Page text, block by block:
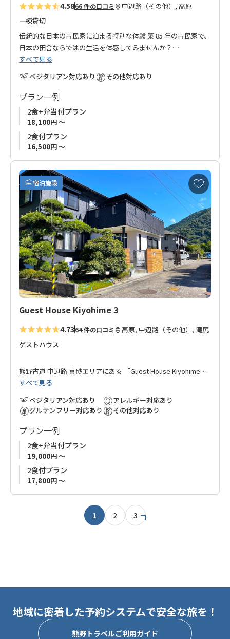
4.5866 件の口コミ
中辺路（その他）, 高原
一棟貸切
伝統的な日本の古民家に泊まる特別な体験 築 85 年の古民家で、
日本の田舎ならではの生活を体感してみませんか？
玄関を入ると広がる土間には、靴を履いたまま利用できるキッ
チンとリビングダイニングがあり、昔ながらの造りを今でも快
適に楽しむことができます。
土間は、自然と共に暮らす日本の生活文化を感じられる空間
で、四季折々の風景や外の空気を感じながら、ゆったりと過ご
すことができます。
年に三度色が変わる宿の花畑では、開花のタイミングが合えば
お花観賞が楽しめます。
また、宿泊棟のすぐ横に位置する薪風呂では、薪の香りに包ま
れながら、薪で温めたお湯にゆったりと浸かり、自然のぬくも
りを全身で感じる贅沢なひとときをお楽しみいただけます。
障子や畳のある部屋で、時代を超えて受け継がれる日本の美し
い生活様式と、自然との調和を体験できる特別な宿泊をお楽し
みください。 ※薪風呂体験をご希望の方は別途ご予約が必要で
す。
■オーナーが最寄りのスーパーマーケットまで車で送迎いたし
ます。高原休憩所、滝尻王子、近露王子、道の駅熊野古道中辺
路からの送迎も可能です。
ゲストハウス のこのこ」の姉妹宿です。
すべて見る
ベジタリアン対応あり
その他対応あり
プラン一例
2食+弁当付プラン
18,100円 ～
2食付プラン
16,500円 ～
宿泊施設
お
気
に
入
り
に
追
加
Guest House Kiyohime 3
4.7364 件の口コミ
高原, 中辺路（その他）, 滝尻
ゲストハウス
熊野古道 中辺路 真砂エリアにある 「Guest House Kiyohime」
オーナーが運営する別館です。
「Guest House Kiyohime 」 本館からは徒歩1分の好立地、団体
など大人数で本館・別館に分かれてのご宿泊にも対応可能。
熊野古道歩きのお客様だけでなく、長期滞在の方にも安心して
ご宿泊いただけるよう、お食事の提供はもちろん、ご希望のお
客様は共用キッチンもご利用いただけます。
◆ご予約をご検討のお客様へ◆
すべて見る
ベジタリアン対応あり
グルテンフリー対応あり
アレルギー対応あり
その他対応あり
プラン一例
2食+弁当付プラン
19,000円 ～
2食付プラン
17,800円 ～
1 2 3
地域に密着した予約システムで安全な旅を！
熊野トラベルご利用ガイド